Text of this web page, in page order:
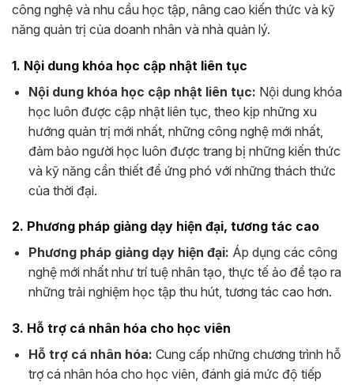
công nghệ và nhu cầu học tập, nâng cao kiến thức và kỹ
năng quản trị của doanh nhân và nhà quản lý.
1. Nội dung khóa học cập nhật liên tục
Nội dung khóa học cập nhật liên tục: Nội dung khóa
học luôn được cập nhật liên tục, theo kịp những xu
hướng quản trị mới nhất, những công nghệ mới nhất,
đảm bảo người học luôn được trang bị những kiến thức
và kỹ năng cần thiết để ứng phó với những thách thức
của thời đại.
2. Phương pháp giảng dạy hiện đại, tương tác cao
Phương pháp giảng dạy hiện đại: Áp dụng các công
nghệ mới nhất như trí tuệ nhân tạo, thực tế ảo để tạo ra
những trải nghiệm học tập thu hút, tương tác cao hơn.
3. Hỗ trợ cá nhân hóa cho học viên
Hỗ trợ cá nhân hóa: Cung cấp những chương trình hỗ
trợ cá nhân hóa cho học viên, đánh giá mức độ tiếp